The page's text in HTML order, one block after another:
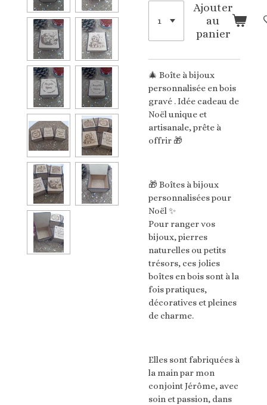
Ajouter
au
panier
🎄 Boîte à bijoux
personnalisée en bois
gravé . Idée cadeau de
Noël unique et
artisanale, prête à
offrir 🎁
🎁 Boîtes à bijoux
personnalisées pour
Noël ✨
Pour ranger vos
bijoux, pierres
naturelles ou petits
trésors, ces jolies
boîtes en bois sont à la
fois pratiques,
décoratives et pleines
de charme.
Elles sont fabriquées à
la main par mon
conjoint Jérôme, avec
soin et passion, dans